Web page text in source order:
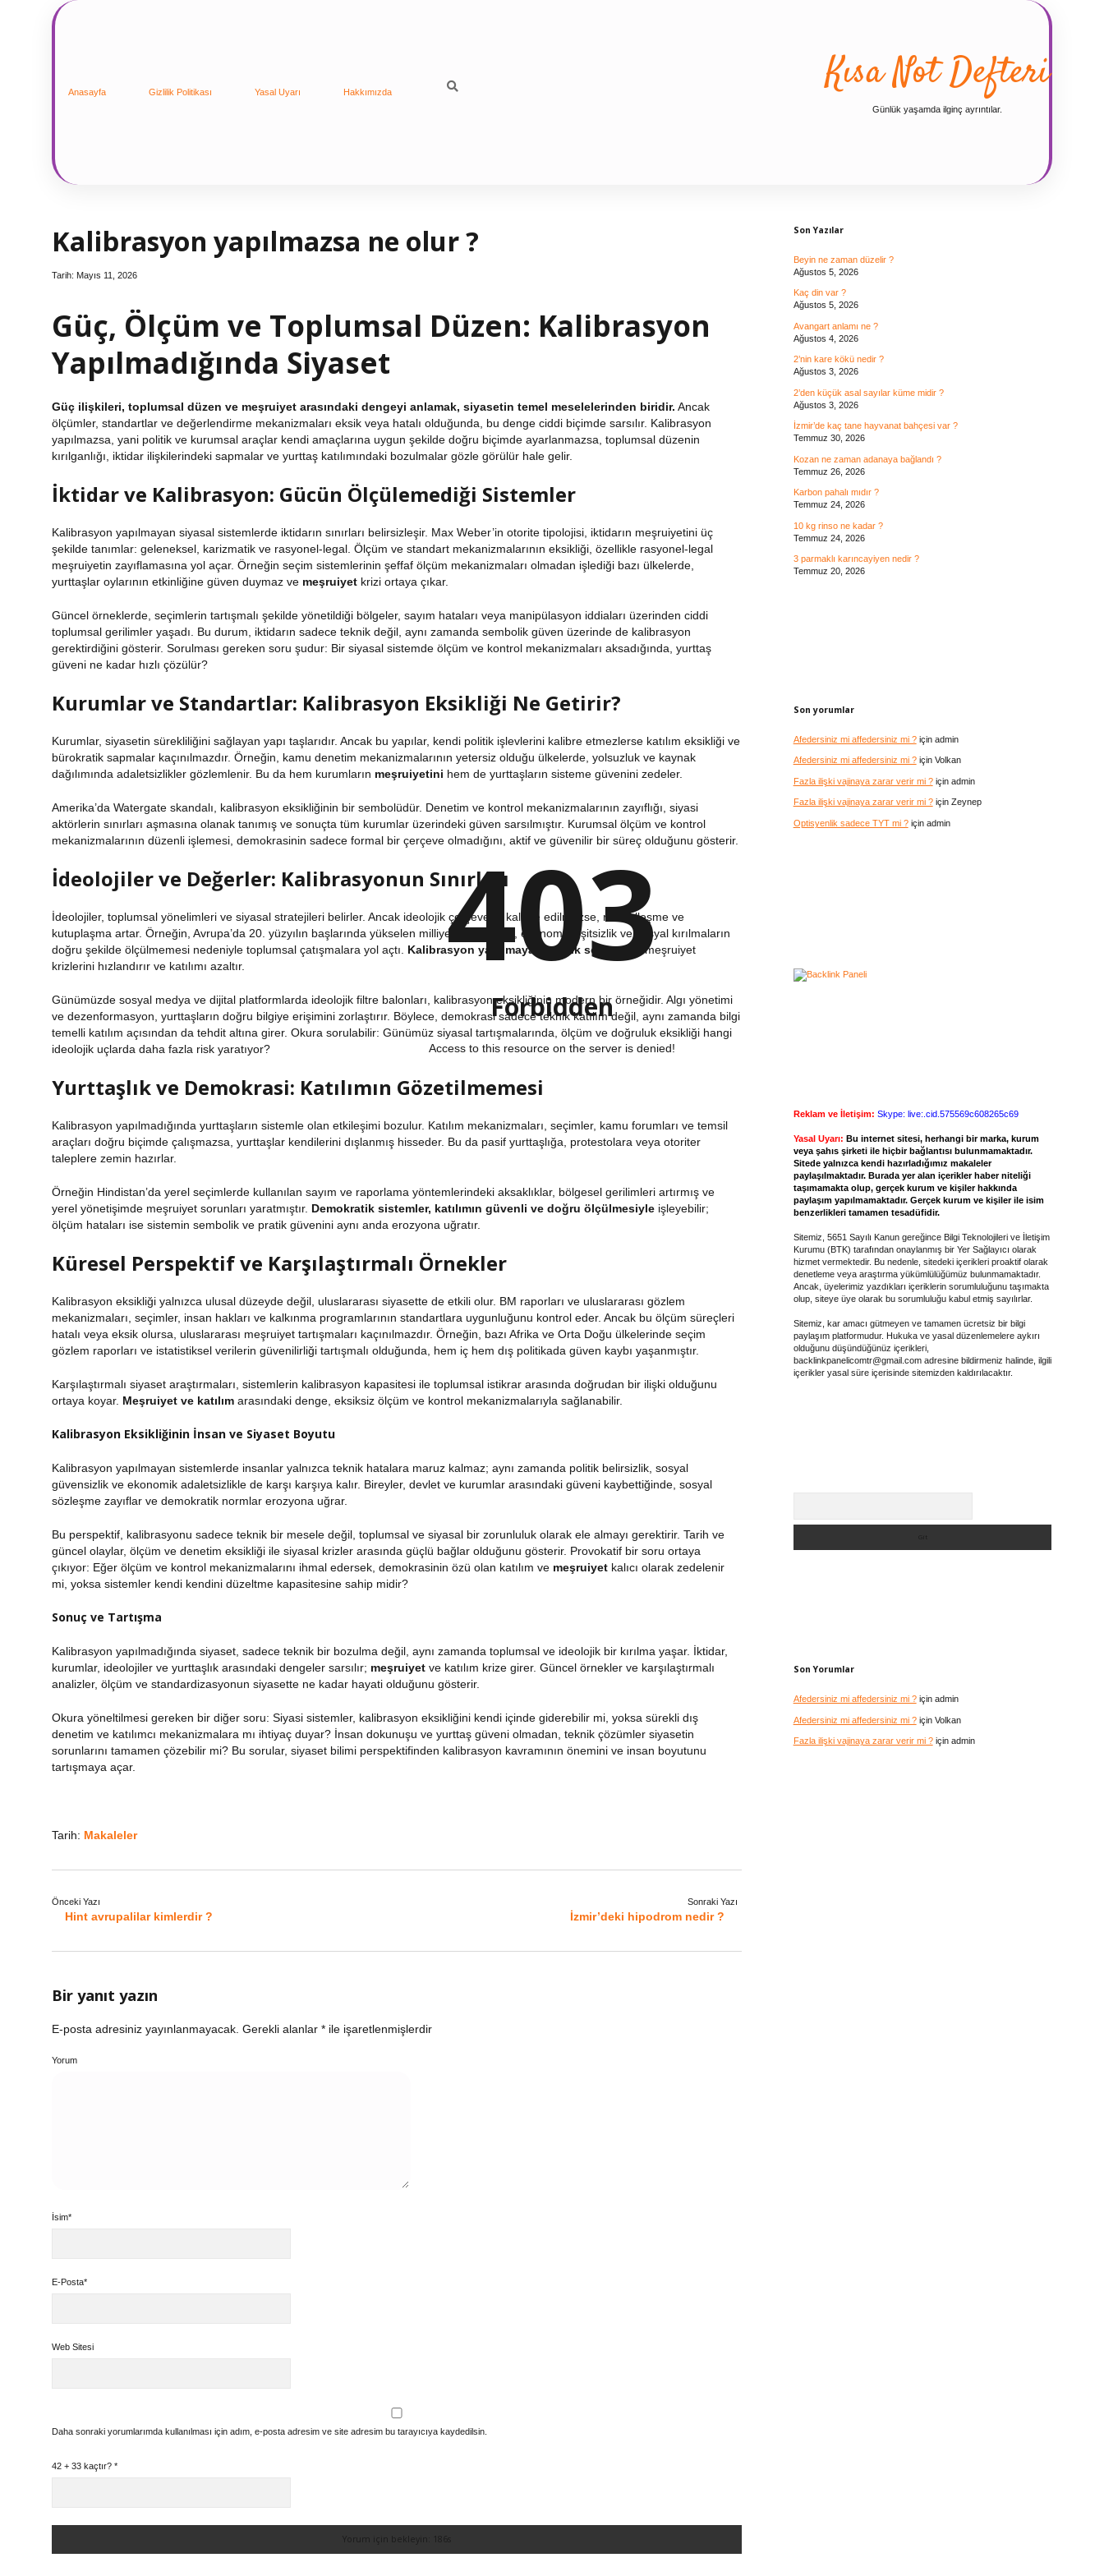
Anasayfa Gizlilik Politikası Yasal Uyarı Hakkımızda Kısa Not Defteri
Günlük yaşamda ilginç ayrıntılar.
Kalibrasyon yapılmazsa ne olur ?
Tarih: Mayıs 11, 2026
Güç, Ölçüm ve Toplumsal Düzen: Kalibrasyon
Yapılmadığında Siyaset
Güç ilişkileri, toplumsal düzen ve meşruiyet arasındaki dengeyi anlamak, siyasetin temel meselelerinden biridir. Ancak
ölçümler, standartlar ve değerlendirme mekanizmaları eksik veya hatalı olduğunda, bu denge ciddi biçimde sarsılır. Kalibrasyon
yapılmazsa, yani politik ve kurumsal araçlar kendi amaçlarına uygun şekilde doğru biçimde ayarlanmazsa, toplumsal düzenin
kırılganlığı, iktidar ilişkilerindeki sapmalar ve yurttaş katılımındaki bozulmalar gözle görülür hale gelir.
İktidar ve Kalibrasyon: Gücün Ölçülemediği Sistemler
Kalibrasyon yapılmayan siyasal sistemlerde iktidarın sınırları belirsizleşir. Max Weber’in otorite tipolojisi , iktidarın meşruiyetini üç
şekilde tanımlar: geleneksel, karizmatik ve rasyonel-legal. Ölçüm ve standart mekanizmalarının eksikliği, özellikle rasyonel-legal
meşruiyetin zayıflamasına yol açar. Örneğin seçim sistemlerinin şeffaf ölçüm mekanizmaları olmadan işlediği bazı ülkelerde,
yurttaşlar oylarının etkinliğine güven duymaz ve meşruiyet krizi ortaya çıkar.
Güncel örneklerde, seçimlerin tartışmalı şekilde yönetildiği bölgeler, sayım hataları veya manipülasyon iddiaları üzerinden ciddi
toplumsal gerilimler yaşadı. Bu durum, iktidarın sadece teknik değil, aynı zamanda sembolik güven üzerinde de kalibrasyon
gerektirdiğini gösterir. Sorulması gereken soru şudur: Bir siyasal sistemde ölçüm ve kontrol mekanizmaları aksadığında, yurttaş
güveni ne kadar hızlı çözülür?
Kurumlar ve Standartlar: Kalibrasyon Eksikliği Ne Getirir?
Kurumlar, siyasetin sürekliliğini sağlayan yapı taşlarıdır. Ancak bu yapılar, kendi politik işlevlerini kalibre etmezlerse katılım eksikliği ve
bürokratik sapmalar kaçınılmazdır. Örneğin, kamu denetim mekanizmalarının yetersiz olduğu ülkelerde, yolsuzluk ve kaynak
dağılımında adaletsizlikler gözlemlenir. Bu da hem kurumların meşruiyetini hem de yurttaşların sisteme güvenini zedeler.
Amerika’da Watergate skandalı, kalibrasyon eksikliğinin bir sembolüdür. Denetim ve kontrol mekanizmalarının zayıflığı, siyasi
aktörlerin sınırları aşmasına olanak tanımış ve sonuçta tüm kurumlar üzerindeki güven sarsılmıştır. Kurumsal ölçüm ve kontrol
mekanizmalarının düzenli işlemesi , demokrasinin sadece formal bir çerçeve olmadığını, aktif ve güvenilir bir süreç olduğunu gösterir.
İdeolojiler ve Değerler: Kalibrasyonun Sınırları
İdeolojiler, toplumsal yönelimleri ve siyasal stratejileri belirler. Ancak ideolojik çerçeveler kalibre edilmezse, radikalleşme ve
kutuplaşma artar. Örneğin, Avrupa’da 20. yüzyılın başlarında yükselen milliyetçi ideolojiler, ekonomik eşitsizlik ve sosyal kırılmaların
doğru şekilde ölçülmemesi nedeniyle toplumsal çatışmalara yol açtı. Kalibrasyon yapılmayan politik söylemler
, meşruiyet
krizlerini hızlandırır ve katılımı azaltır.
Günümüzde sosyal medya ve dijital platformlarda ideolojik filtre balonları, kalibrasyon eksikliğinin modern bir örneğidir. Algı yönetimi
ve dezenformasyon, yurttaşların doğru bilgiye erişimini zorlaştırır. Böylece, demokrasi sadece teknik katılım değil, aynı zamanda bilgi
temelli katılım açısından da tehdit altına girer. Okura sorulabilir: Günümüz siyasal tartışmalarında, ölçüm ve doğruluk eksikliği hangi
ideolojik uçlarda daha fazla risk yaratıyor?
Yurttaşlık ve Demokrasi: Katılımın Gözetilmemesi
Kalibrasyon yapılmadığında yurttaşların sistemle olan etkileşimi bozulur. Katılım mekanizmaları , seçimler, kamu forumları ve temsil
araçları doğru biçimde çalışmazsa, yurttaşlar kendilerini dışlanmış hisseder. Bu da pasif yurttaşlığa, protestolara veya otoriter
taleplere zemin hazırlar.
Örneğin Hindistan’da yerel seçimlerde kullanılan sayım ve raporlama yöntemlerindeki aksaklıklar, bölgesel gerilimleri artırmış ve
yerel yönetişimde meşruiyet sorunları yaratmıştır. Demokratik sistemler, katılımın güvenli ve doğru ölçülmesiyle işleyebilir;
ölçüm hataları ise sistemin sembolik ve pratik güvenini aynı anda erozyona uğratır.
Küresel Perspektif ve Karşılaştırmalı Örnekler
Kalibrasyon eksikliği yalnızca ulusal düzeyde değil, uluslararası siyasette de etkili olur. BM raporları ve uluslararası gözlem
mekanizmaları , seçimler, insan hakları ve kalkınma programlarının standartlara uygunluğunu kontrol eder. Ancak bu ölçüm süreçleri
hatalı veya eksik olursa, uluslararası meşruiyet tartışmaları kaçınılmazdır. Örneğin, bazı Afrika ve Orta Doğu ülkelerinde seçim
gözlem raporları ve istatistiksel verilerin güvenilirliği tartışmalı olduğunda, hem iç hem dış politikada güven kaybı yaşanmıştır.
Karşılaştırmalı siyaset araştırmaları, sistemlerin kalibrasyon kapasitesi ile toplumsal istikrar arasında doğrudan bir ilişki olduğunu
ortaya koyar. Meşruiyet ve katılım arasındaki denge, eksiksiz ölçüm ve kontrol mekanizmalarıyla sağlanabilir.
Kalibrasyon Eksikliğinin İnsan ve Siyaset Boyutu
Kalibrasyon yapılmayan sistemlerde insanlar yalnızca teknik hatalara maruz kalmaz; aynı zamanda politik belirsizlik, sosyal
güvensizlik ve ekonomik adaletsizlikle de karşı karşıya kalır. Bireyler, devlet ve kurumlar arasındaki güveni kaybettiğinde , sosyal
sözleşme zayıflar ve demokratik normlar erozyona uğrar.
Bu perspektif, kalibrasyonu sadece teknik bir mesele değil, toplumsal ve siyasal bir zorunluluk olarak ele almayı gerektirir. Tarih ve
güncel olaylar, ölçüm ve denetim eksikliği ile siyasal krizler arasında güçlü bağlar olduğunu gösterir. Provokatif bir soru ortaya
çıkıyor: Eğer ölçüm ve kontrol mekanizmalarını ihmal edersek, demokrasinin özü olan katılım ve meşruiyet kalıcı olarak zedelenir
mi, yoksa sistemler kendi kendini düzeltme kapasitesine sahip midir?
Sonuç ve Tartışma
Kalibrasyon yapılmadığında siyaset, sadece teknik bir bozulma değil, aynı zamanda toplumsal ve ideolojik bir kırılma yaşar. İktidar,
kurumlar, ideolojiler ve yurttaşlık arasındaki dengeler sarsılır; meşruiyet ve katılım krize girer. Güncel örnekler ve karşılaştırmalı
analizler, ölçüm ve standardizasyonun siyasette ne kadar hayati olduğunu gösterir.
Okura yöneltilmesi gereken bir diğer soru: Siyasi sistemler, kalibrasyon eksikliğini kendi içinde giderebilir mi, yoksa sürekli dış
denetim ve katılımcı mekanizmalara mı ihtiyaç duyar? İnsan dokunuşu ve yurttaş güveni olmadan, teknik çözümler siyasetin
sorunlarını tamamen çözebilir mi? Bu sorular, siyaset bilimi perspektifinden kalibrasyon kavramının önemini ve insan boyutunu
tartışmaya açar.
Tarih: Makaleler
Önceki Yazı
Hint avrupalilar kimlerdir ?
Sonraki Yazı
İzmir’deki hipodrom nedir ?
Bir yanıt yazın
E-posta adresiniz yayınlanmayacak. Gerekli alanlar * ile işaretlenmişlerdir
Yorum
İsim*
E-Posta*
Web Sitesi
Daha sonraki yorumlarımda kullanılması için adım, e-posta adresim ve site adresim bu tarayıcıya kaydedilsin.
42 + 33 kaçtır? *
Son Yazılar
Beyin ne zaman düzelir ?
Ağustos 5, 2026
Kaç din var ?
Ağustos 5, 2026
Avangart anlamı ne ?
Ağustos 4, 2026
2’nin kare kökü nedir ?
Ağustos 3, 2026
2’den küçük asal sayılar küme midir ?
Ağustos 3, 2026
İzmir’de kaç tane hayvanat bahçesi var ?
Temmuz 30, 2026
Kozan ne zaman adanaya bağlandı ?
Temmuz 26, 2026
Karbon pahalı mıdır ?
Temmuz 24, 2026
10 kg rinso ne kadar ?
Temmuz 24, 2026
3 parmaklı karıncayiyen nedir ?
Temmuz 20, 2026
Son yorumlar
Afedersiniz mi affedersiniz mi ?için admin
Afedersiniz mi affedersiniz mi ?için Volkan
Fazla ilişki vajinaya zarar verir mi ?için admin
Fazla ilişki vajinaya zarar verir mi ?için Zeynep
Optisyenlik sadece TYT mi ?için admin
Reklam ve İletişim: Skype: live:.cid.575569c608265c69
Yasal Uyarı: Bu internet sitesi, herhangi bir marka, kurum
veya şahıs şirketi ile hiçbir bağlantısı bulunmamaktadır.
Sitede yalnızca kendi hazırladığımız makaleler
paylaşılmaktadır. Burada yer alan içerikler haber niteliği
taşımamakta olup, gerçek kurum ve kişiler hakkında
paylaşım yapılmamaktadır. Gerçek kurum ve kişiler ile isim
benzerlikleri tamamen tesadüfidir.
Sitemiz, 5651 Sayılı Kanun gereğince Bilgi Teknolojileri ve İletişim
Kurumu (BTK) tarafından onaylanmış bir Yer Sağlayıcı olarak
hizmet vermektedir. Bu nedenle, sitedeki içerikleri proaktif olarak
denetleme veya araştırma yükümlülüğümüz bulunmamaktadır.
Ancak, üyelerimiz yazdıkları içeriklerin sorumluluğunu taşımakta
olup, siteye üye olarak bu sorumluluğu kabul etmiş sayılırlar.
Sitemiz, kar amacı gütmeyen ve tamamen ücretsiz bir bilgi
paylaşım platformudur. Hukuka ve yasal düzenlemelere aykırı
olduğunu düşündüğünüz içerikleri,
backlinkpanelicomtr@gmail.comadresine bildirmeniz halinde, ilgili
içerikler yasal süre içerisinde sitemizden kaldırılacaktır.
Son Yorumlar
Afedersiniz mi affedersiniz mi ?için admin
Afedersiniz mi affedersiniz mi ?için Volkan
Fazla ilişki vajinaya zarar verir mi ?için admin
403
Forbidden
Access to this resource on the server is denied!